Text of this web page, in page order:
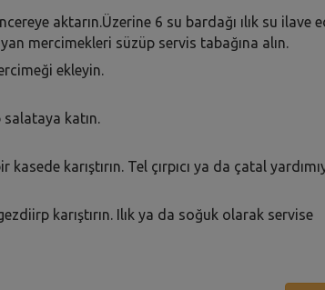
aktarın.Üzerine 6 su bardağı ılık su ilave
mercimekleri süzüp servis tabağına alın.
ekleyin.
salataya katın.
karıştırın. Tel çırpıcı ya da çatal
karıştırın. Ilık ya da soğuk olarak servise